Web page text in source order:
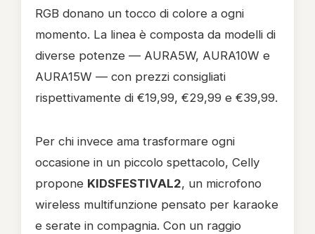
RGB donano un tocco di colore a ogni
momento. La linea è composta da modelli di
diverse potenze — AURA5W, AURA10W e
AURA15W — con prezzi consigliati
rispettivamente di €19,99, €29,99 e €39,99.
Per chi invece ama trasformare ogni
occasione in un piccolo spettacolo, Celly
propone KIDSFESTIVAL2, un microfono
wireless multifunzione pensato per karaoke
e serate in compagnia. Con un raggio